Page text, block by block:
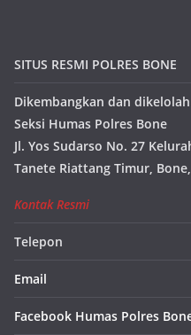
SITUS RESMI POLRES BONE
Dikembangkan dan
Seksi Humas Polres Bone
Jl. Yos Sudarso No. 27
Tanete Riattang Timur,
Kontak Resmi
Telepon
Email
Facebook Humas Polres